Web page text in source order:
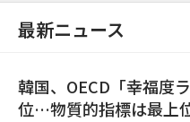
最新ニュース
韓国、OECD「幸福度
位…物質的指標は最上